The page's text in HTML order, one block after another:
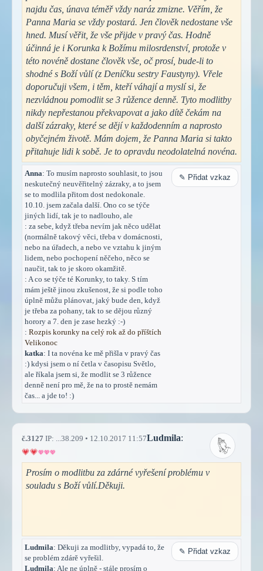
najdu čas, únava téměř vždy naráz zmizne. Věřím, že
Panna Maria se vždy postará. Jen člověk nedostane vše
hned. Musí věřit, že vše přijde v pravý čas. Hodně
účinná je i Korunka k Božímu milosrdenství, protože v
této novéně dostane člověk vše, oč prosí, bude-li to
shodné s Boží vůlí (z Deníčku sestry Faustyny). Vřele
doporučuji všem, i těm, kteří váhají a myslí si, že
nezvládnou pomodlit se 3 růžence denně. Tyto modlitby
nikdy nepřestanou překvapovat a jako dítě čekám na
další zázraky, které se dějí v každodenním a naprosto
obyčejném životě. Mám dojem, že Panna Maria si takto
přitahuje lidi k sobě. Je to opravdu neodolatelná novéna.
Anna: To musím naprosto souhlasit, to jsou
neskutečný neuvěřitelný zázraky, a to jsem
se to modlila přitom dost nedokonale.
10.10. jsem začala další. Ono co se týče
jiných lidí, tak je to nadlouho, ale
: za sebe, když třeba nevím jak něco udělat
(normálně takový věci, třeba v domácnosti,
nebo na úřadech, a nebo ve vztahu k jiným
lidem, nebo pochopení něčeho, něco se
naučit, tak to je skoro okamžitě.
: A co se týče té Korunky, to taky. S tím
mám ještě jinou zkušenost, že si podle toho
úplně můžu plánovat, jaký bude den, když
je třeba za pohany, tak to se dějou různý
horory a 7. den je zase hezký :-)
: Rozpis korunky na celý rok až do příštích
Velikonoc
katka: I ta novéna ke mě přišla v pravý čas
:) kdysi jsem o ní četla v časopisu Světlo,
ale říkala jsem si, že modlit se 3 růžence
denně není pro mě, že na to prostě nemám
čas... a jde to! :)
✎ Přidat vzkaz
č.3127 IP: ...38.209 • 12.10.2017 11:57Ludmila:
Prosím o modlitbu za zdárné vyřešení problému v
souladu s Boží vůlí.Děkuji.
Ludmila: Děkuji za modlitby, vypadá to, že
se problém zdárě vyřešil.
Ludmila: Ale ne úplně - stále prosím o
✎ Přidat vzkaz